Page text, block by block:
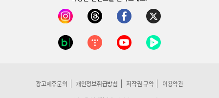
광고제휴문의 개인정보취급방침 저작권 규약 이용약관